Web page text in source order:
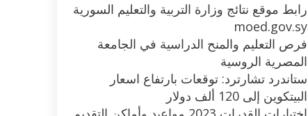
رابط موقع نتائج وزارة التربية والتعليم السورية
moed.gov.sy
فرص التعليم والمنح الدراسية في الجامعة
المصرية الروسية
ستاندرد تشارترد: توقعات بارتفاع اسعار
البيتكوين إلى 120 ألف دولار